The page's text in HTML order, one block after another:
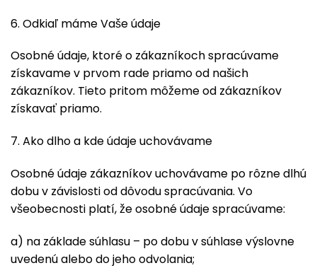
6. Odkiaľ máme Vaše údaje
Osobné údaje, ktoré o zákazníkoch spracúvame
získavame v prvom rade priamo od našich
zákazníkov. Tieto pritom môžeme od zákazníkov
získavať priamo.
7. Ako dlho a kde údaje uchovávame
Osobné údaje zákazníkov uchovávame po rôzne dlhú
dobu v závislosti od dôvodu spracúvania. Vo
všeobecnosti platí, že osobné údaje spracúvame:
a) na základe súhlasu – po dobu v súhlase výslovne
uvedenú alebo do jeho odvolania;